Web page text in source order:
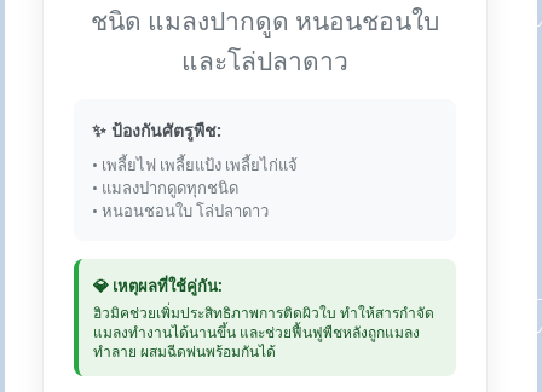
ชนิด แมลงปากดูด หนอนชอนใบ
และโล่ปลาดาว
✨ ป้องกันศัตรูพืช:
• เพลี้ยไฟ เพลี้ยแป้ง เพลี้ยไก่แจ้
• แมลงปากดูดทุกชนิด
• หนอนชอนใบ โล่ปลาดาว
💎 เหตุผลที่ใช้คู่กัน:
ฮิวมิคช่วยเพิ่มประสิทธิภาพการติดผิวใบ ทำให้สารกำจัด
แมลงทำงานได้นานขึ้น และช่วยฟื้นฟูพืชหลังถูกแมลง
ทำลาย ผสมฉีดพ่นพร้อมกันได้